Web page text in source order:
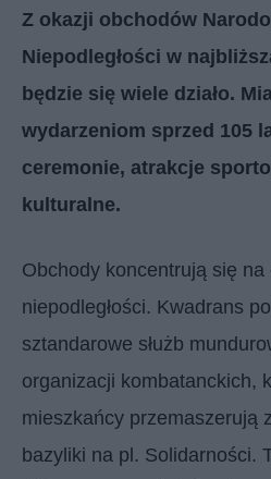
Z okazji obchodów
Niepodległości w
będzie się wiele działo.
wydarzeniom sprzed 105
ceremonie, atrakcje
kulturalne.
Obchody koncentrują się na
niepodległości. Kwadrans
sztandarowe służb
organizacji kombatanckich,
mieszkańcy przemaszerują
bazyliki na pl. Solidarności.